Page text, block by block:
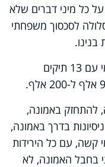
על כל מיני דברים שלא
לסכסוך משפחתי
בנינו.
לצערי הרב פתאום אני מוצא את עצמי עם 13 תיקים
.
להתחזק באמונה,
בדרך באמונה,
קשה, עם כל הירידות
בחבל האמונה, לא